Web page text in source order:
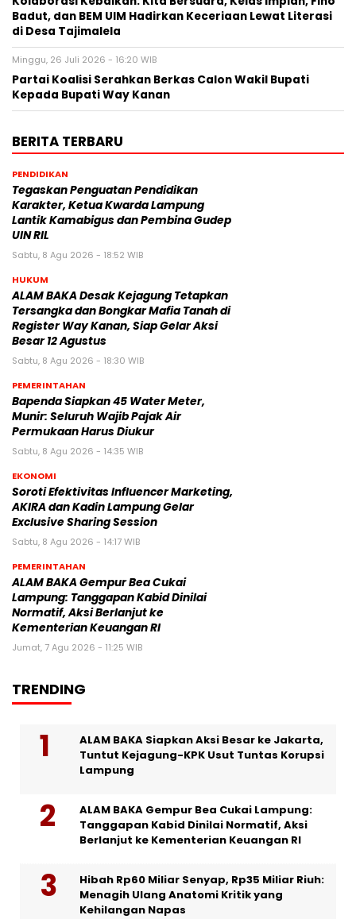
Badut, dan BEM UIM Hadirkan Keceriaan Lewat Literasi
di Desa Tajimalela
Minggu, 26 Juli 2026 - 16:20 WIB
Partai Koalisi Serahkan Berkas Calon Wakil Bupati
Kepada Bupati Way Kanan
BERITA TERBARU
PENDIDIKAN
Tegaskan Penguatan Pendidikan
Karakter, Ketua Kwarda Lampung
Lantik Kamabigus dan Pembina Gudep
UIN RIL
Sabtu, 8 Agu 2026 - 18:52 WIB
HUKUM
ALAM BAKA Desak Kejagung Tetapkan
Tersangka dan Bongkar Mafia Tanah di
Register Way Kanan, Siap Gelar Aksi
Besar 12 Agustus
Sabtu, 8 Agu 2026 - 18:30 WIB
PEMERINTAHAN
‎Bapenda Siapkan 45 Water Meter,
Munir: Seluruh Wajib Pajak Air
Permukaan Harus Diukur
Sabtu, 8 Agu 2026 - 14:35 WIB
EKONOMI
Soroti Efektivitas Influencer Marketing,
AKIRA dan Kadin Lampung Gelar
Exclusive Sharing Session
Sabtu, 8 Agu 2026 - 14:17 WIB
PEMERINTAHAN
ALAM BAKA Gempur Bea Cukai
Lampung: Tanggapan Kabid Dinilai
Normatif, Aksi Berlanjut ke
Kementerian Keuangan RI
Jumat, 7 Agu 2026 - 11:25 WIB
TRENDING
ALAM BAKA Siapkan Aksi Besar ke Jakarta,
Tuntut Kejagung-KPK Usut Tuntas Korupsi
Lampung
ALAM BAKA Gempur Bea Cukai Lampung:
Tanggapan Kabid Dinilai Normatif, Aksi
Berlanjut ke Kementerian Keuangan RI
Hibah Rp60 Miliar Senyap, Rp35 Miliar Riuh:
Menagih Ulang Anatomi Kritik yang
Kehilangan Napas